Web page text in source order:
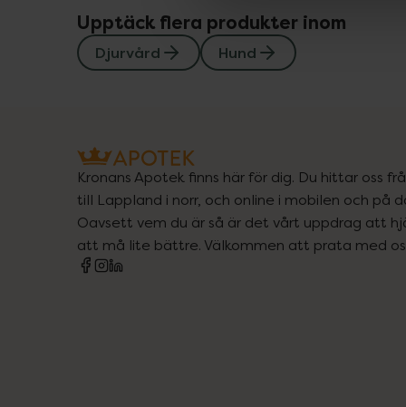
Upptäck flera produkter inom
Djurvård Hund
Kronans Apotek finns här för dig. Du hittar oss
till Lappland i norr, och online i mobilen och på
Oavsett vem du är så är det vårt uppdrag att
att må lite bättre. Välkommen att prata med